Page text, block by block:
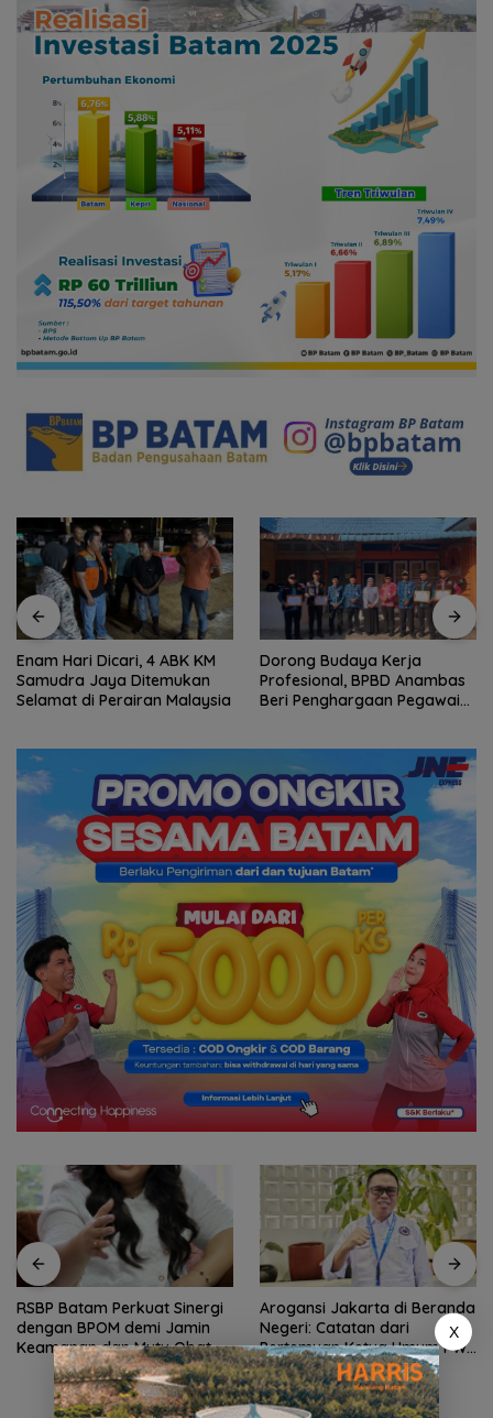
Enam Hari Dicari, 4 ABK KM
Samudra Jaya Ditemukan
Selamat di Perairan Malaysia
Dorong Budaya Kerja
Profesional, BPBD Anambas
Beri Penghargaan Pegawai
RSBP Batam Perkuat Sinergi
dengan BPOM demi Jamin
Keamanan dan Mutu Obat
Arogansi Jakarta di Beranda
Negeri: Catatan dari
Pertemuan Ketua Umum PWI
dan KJK di Batam
X